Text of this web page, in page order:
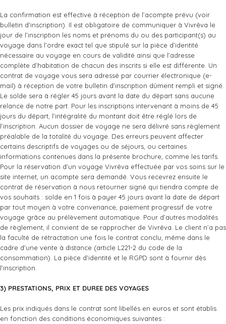
La confirmation est effective à réception de l’acompte prévu (voir
bulletin d’inscription). Il est obligatoire de communiquer à Vivrêva le
jour de l’inscription les noms et prénoms du ou des participant(s) au
voyage dans l’ordre exact tel que stipulé sur la pièce d’identité
nécessaire au voyage en cours de validité ainsi que l’adresse
complète d’habitation de chacun des inscrits si elle est différente. Un
contrat de voyage vous sera adressé par courrier électronique (e-
mail) à réception de votre bulletin d’inscription dûment rempli et signé.
Le solde sera à régler 45 jours avant la date du départ sans aucune
relance de notre part. Pour les inscriptions intervenant à moins de 45
jours du départ, l’intégralité du montant doit être réglé lors de
l’inscription. Aucun dossier de voyage ne sera délivré sans règlement
préalable de la totalité du voyage. Des erreurs peuvent affecter
certains descriptifs de voyages ou de séjours, ou certaines
informations contenues dans la présente brochure, comme les tarifs.
Pour la réservation d’un voyage Vivrêva effectuée par vos soins sur le
site internet, un acompte sera demandé. Vous recevrez ensuite le
contrat de réservation à nous retourner signé qui tiendra compte de
vos souhaits : solde en 1 fois à payer 45 jours avant la date de départ
par tout moyen à votre convenance, paiement progressif de votre
voyage grâce au prélèvement automatique. Pour d’autres modalités
de règlement, il convient de se rapprocher de Vivrêva. Le client n’a pas
la faculté de rétractation une fois le contrat conclu, même dans le
cadre d’une vente à distance (article L221-2 du code de la
consommation). La pièce d’identité et le RGPD sont à fournir dès
l’inscription.
3) PRESTATIONS, PRIX ET DUREE DES VOYAGES
Les prix indiqués dans le contrat sont libellés en euros et sont établis
en fonction des conditions économiques suivantes :